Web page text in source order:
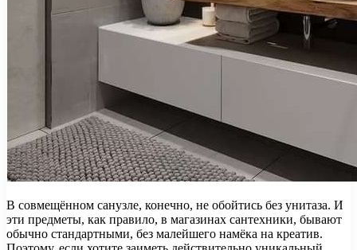
В совмещённом санузле, конечно, не обойтись без унитаза. И
эти предметы, как правило, в магазинах сантехники, бывают
обычно стандартными, без малейшего намёка на креатив.